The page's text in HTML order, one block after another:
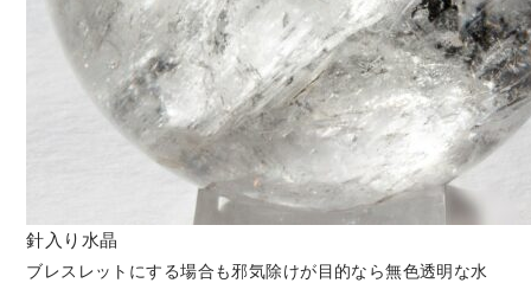
針入り水晶
ブレスレットにする場合も邪気除けが目的なら無色透明な水